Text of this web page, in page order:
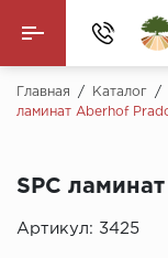
Назад
Кварцвинил (LVT)
Паркетная доска
Главная / Каталог /
ламинат Aberhof
SPC
Артикул: 3425